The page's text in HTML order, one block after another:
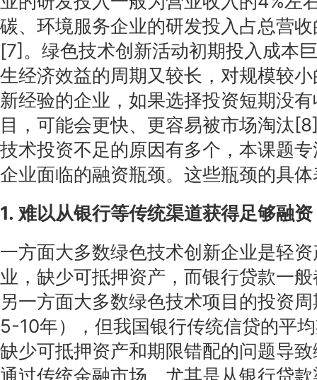
碳、环境服务企业的研发投入占总营
[7]。绿色技术创新活动初期投入成本
生经济效益的周期又较长，对规模较
新经验的企业，如果选择投资短期没
目，可能会更快、更容易被市场淘汰
技术投资不足的原因有多个，本课题
企业面临的融资瓶颈。这些瓶颈的具
1. 难以从银行等传统渠道获得足够融资
一方面大多数绿色技术创新企业是轻
业，缺少可抵押资产，而银行贷款一
另一方面大多数绿色技术项目的投资
5-10年），但我国银行传统信贷的平
缺少可抵押资产和期限错配的问题导
通过传统金融市场，尤其是从银行贷